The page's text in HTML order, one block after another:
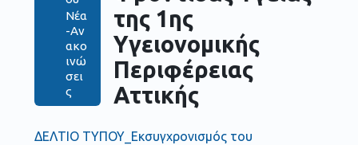
Νέα
-Αν
ακο
ινώ
σει
ς
της 1ης
Υγειονομικής
Περιφέρειας
Αττικής
ΔΕΛΤΙΟ ΤΥΠΟΥ_Εκσυγχρονισμός του